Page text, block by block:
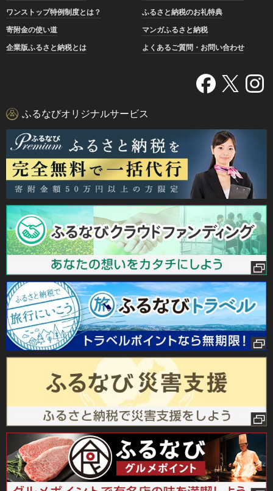
ワンストップ特例制度とは？
ふるさと納税のお礼特典
寄附金の使い道
マンガふるさと納税
企業版ふるさと納税とは
よくあるご質問・お問い合わせ
ふるなびオリジナルサービス